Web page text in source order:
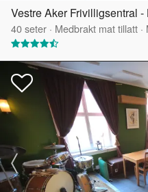
Vestre Aker Frivilligsentral
40seter · Medbrakt mat tillatt ·